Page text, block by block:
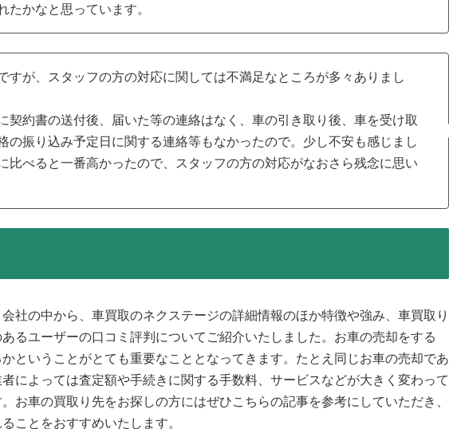
たかなと思っています。
すが、スタッフの方の対応に関しては不満足なところが多々ありまし
契約書の送付後、届いた等の連絡はなく、車の引き取り後、車を受け取
の振り込み予定日に関する連絡等もなかったので。少し不安も感じまし
比べると一番高かったので、スタッフの方の対応がなおさら残念に思い
社の中から、車買取のネクステージの詳細情報のほか特徴や強み、車買取り
るユーザーの口コミ評判についてご紹介いたしました。お車の売却をする
ということがとても重要なこととなってきます。たとえ同じお車の売却であ
によっては査定額や手続きに関する手数料、サービスなどが大きく変わって
お車の買取り先をお探しの方にはぜひこちらの記事を参考にしていただき、
ことをおすすめいたします。